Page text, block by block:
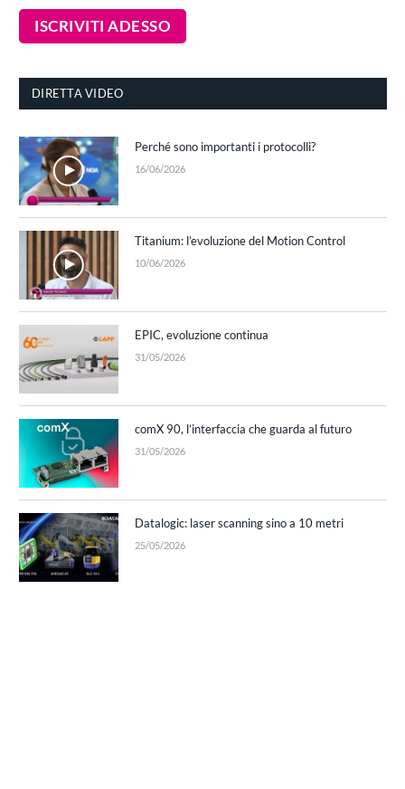
DIRETTA VIDEO
Perché sono importanti i protocolli?
16/06/2026
Titanium: l’evoluzione del Motion Control
10/06/2026
EPIC, evoluzione continua
31/05/2026
comX 90, l’interfaccia che guarda al futuro
31/05/2026
Datalogic: laser scanning sino a 10 metri
25/05/2026